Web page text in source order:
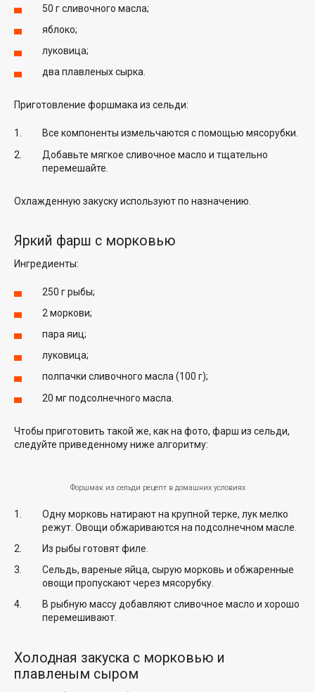
50 г сливочного масла;
яблоко;
луковица;
два плавленых сырка.
Приготовление форшмака из сельди:
Все компоненты измельчаются с помощью мясорубки.
Добавьте мягкое сливочное масло и тщательно
перемешайте.
Охлажденную закуску используют по назначению.
Яркий фарш с морковью
Ингредиенты:
250 г рыбы;
2 моркови;
пара яиц;
луковица;
полпачки сливочного масла (100 г);
20 мг подсолнечного масла.
Чтобы приготовить такой же, как на фото, фарш из сельди,
следуйте приведенному ниже алгоритму:
Форшмак из сельди рецепт в домашних условиях
Одну морковь натирают на крупной терке, лук мелко
режут. Овощи обжариваются на подсолнечном масле.
Из рыбы готовят филе.
Сельдь, вареные яйца, сырую морковь и обжаренные
овощи пропускают через мясорубку.
В рыбную массу добавляют сливочное масло и хорошо
перемешивают.
Холодная закуска с морковью и
плавленым сыром